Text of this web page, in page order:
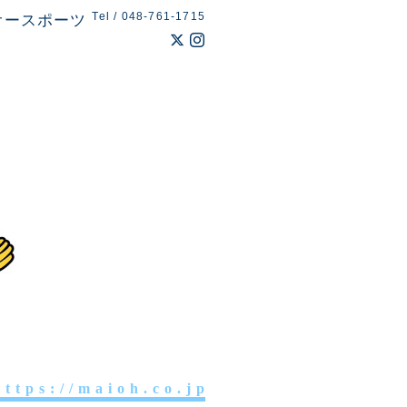
ースポーツ Tel / 048-761-1715
t t p s : / / m a i o h . c o . j p